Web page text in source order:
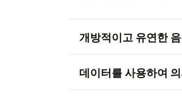
개방적이고 유연한
데이터를 사용하여